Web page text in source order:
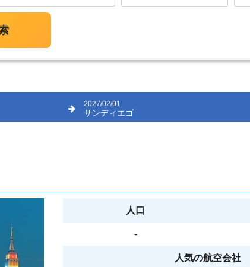
2027/02/01
サンディエゴ
人口
-
人気の航空会社